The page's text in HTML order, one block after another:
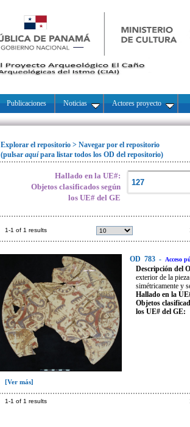
Publicaciones Noticias Actores proyecto
Explorar el repositorio > Navegar por el repositorio
(pulsar aquípara listar todos los OD del repositorio)
Hallado en la UE#:
Objetos clasificados según
los UE# del GE
1-1 of 1 results
OD 783 - Acceso
Descripción del
exterior de la
simétricamente y
Hallado en la
Objetos
los UE# del GE:
[Ver más]
1-1 of 1 results